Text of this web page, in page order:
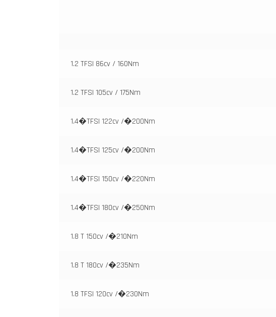
1.2 TFSI 86cv / 160Nm
1.2 TFSI 105cv / 175Nm
1.4�TFSI 122cv /�200Nm
1.4�TFSI 125cv /�200Nm
1.4�TFSI 150cv /�220Nm
1.4�TFSI 180cv /�250Nm
1.8 T 150cv /�210Nm
1.8 T 180cv /�235Nm
1.8 TFSI 120cv /�230Nm